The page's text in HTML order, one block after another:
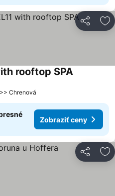
Zdieľať
rooftop SPA
Chrenová
Zobraziť ceny
Zdieľať